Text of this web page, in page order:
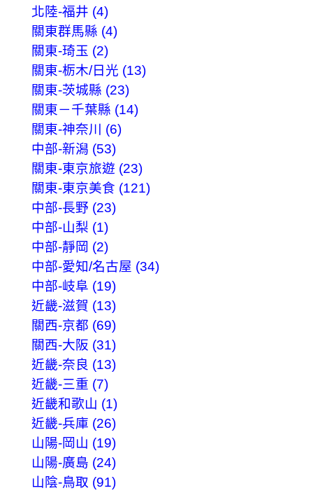
北陸-福井 (4)
關東群馬縣 (4)
關東-琦玉 (2)
關東-栃木/日光 (13)
關東-茨城縣 (23)
關東－千葉縣 (14)
關東-神奈川 (6)
中部-新潟 (53)
關東-東京旅遊 (23)
關東-東京美食 (121)
中部-長野 (23)
中部-山梨 (1)
中部-靜岡 (2)
中部-愛知/名古屋 (34)
中部-岐阜 (19)
近畿-滋賀 (13)
關西-京都 (69)
關西-大阪 (31)
近畿-奈良 (13)
近畿-三重 (7)
近畿和歌山 (1)
近畿-兵庫 (26)
山陽-岡山 (19)
山陽-廣島 (24)
山陰-鳥取 (91)